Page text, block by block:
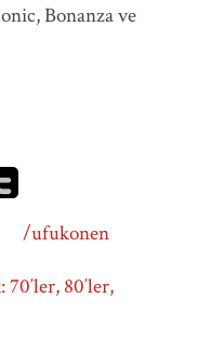
Bonanza ve
/ufukonen
80′ler,